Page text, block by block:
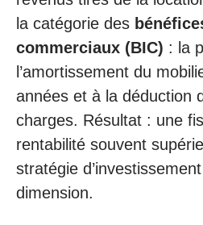
la catégorie des
commerciaux (BIC) : la
l’amortissement du
années et à la déduction
charges. Résultat : une
rentabilité souvent
stratégie
dimension.